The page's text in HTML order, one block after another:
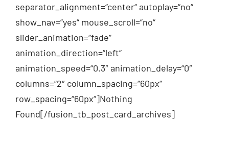
separator_alignment=“center“ autoplay=“no“
show_nav=“yes“ mouse_scroll=“no“
slider_animation=“fade“
animation_direction=“left“
animation_speed=“0.3″ animation_delay=“0″
columns=“2″ column_spacing=“60px“
row_spacing=“60px“]Nothing
Found[/fusion_tb_post_card_archives]